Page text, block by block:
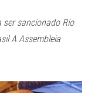
ser sancionado Rio
A Assembleia